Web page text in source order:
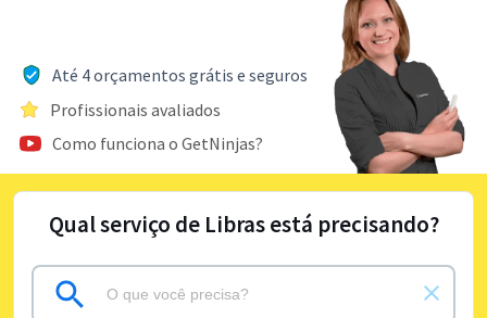
Até 4 orçamentos grátis e seguros
Profissionais avaliados
Como funciona o GetNinjas?
Qual serviço de Libras está precisando?